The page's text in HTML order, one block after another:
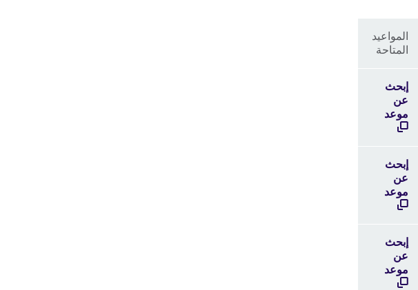
المواعيد
المتاحة
إبحث
عن
موعد
إبحث
عن
موعد
إبحث
عن
موعد